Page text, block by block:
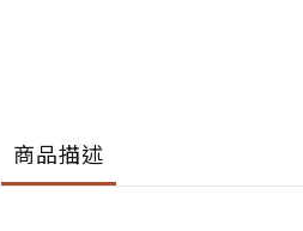
商品描述